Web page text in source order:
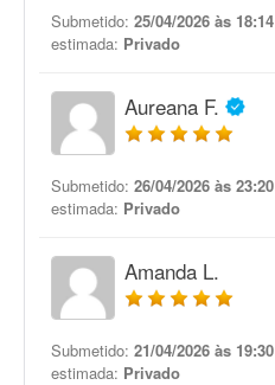
Submetido: 25/04/2026 às 18:14
estimada: Privado
Aureana F.
Submetido: 26/04/2026 às 23:20
estimada: Privado
Amanda L.
Submetido: 21/04/2026 às 19:30
estimada: Privado